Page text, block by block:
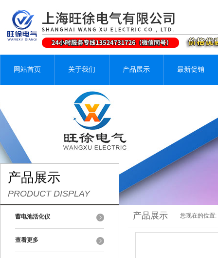
网站首页 关于我们 产品展示 最新促销
产品展示
PRODUCT DISPLAY
蓄电池活化仪
查看更多
产品展示 您现在的位置: